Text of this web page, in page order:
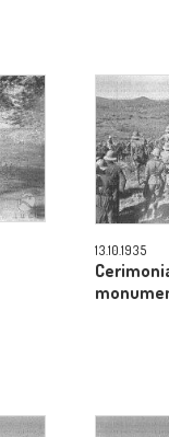
13.10.1935